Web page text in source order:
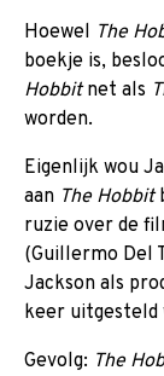
Hoewel The
boekje is,
Hobbitnet als
worden.
Eigenlijk wou
aan The Hobbit
ruzie over de
(Guillermo Del
Jackson als
keer uitgesteld
Gevolg: The